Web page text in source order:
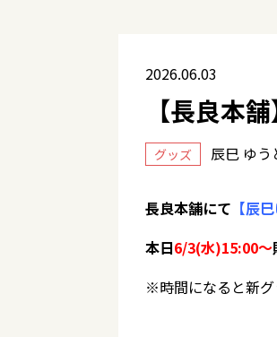
2026.06.03
【長良本
グッズ 辰巳 ゆ
長良本舗にて 【辰
本日6/3(水)15:00～
※時間になると新グ